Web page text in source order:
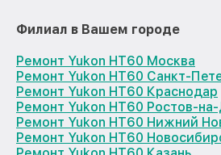
Филиал в Вашем городе
Ремонт Yukon HT60 Москва
Ремонт Yukon HT60 Санкт-
Ремонт Yukon HT60 Краснодар
Ремонт Yukon HT60 Ростов-
Ремонт Yukon HT60 Нижний
Ремонт Yukon HT60